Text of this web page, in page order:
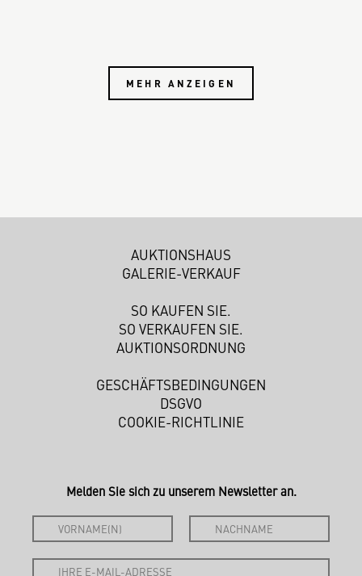
MEHR ANZEIGEN
AUKTIONSHAUS
GALERIE-VERKAUF
SO KAUFEN SIE.
SO VERKAUFEN SIE.
AUKTIONSORDNUNG
GESCHÄFTSBEDINGUNGEN
DSGVO
COOKIE-RICHTLINIE
Melden Sie sich zu unserem Newsletter an.